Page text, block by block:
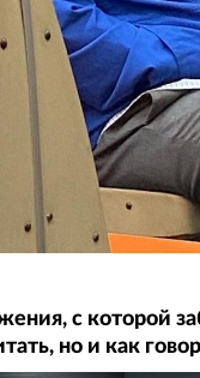
с которой
но и как